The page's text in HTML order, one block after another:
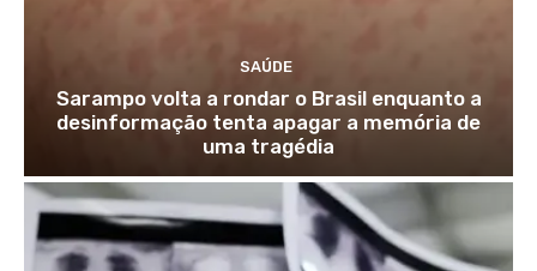
SAÚDE
Sarampo volta a rondar o Brasil enquanto a
desinformação tenta apagar a memória de
uma tragédia